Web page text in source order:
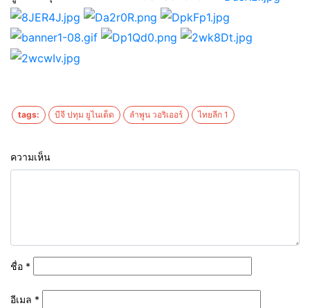
tags: บีจี ปทุม ยูไนเต็ด ลำพูน วอริเออร์ ไทยลีก 1
ความเห็น
ชื่อ *
อีเมล *